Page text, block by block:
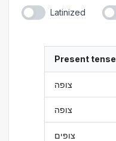
Latinized
Present tense
צופה
צופה
צופים